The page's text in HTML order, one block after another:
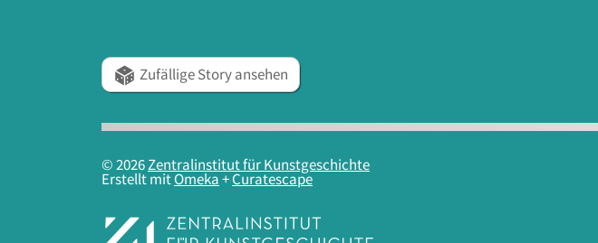
Zufällige Story ansehen
© 2026Zentralinstitut für Kunstgeschichte
Erstellt mitOmeka+Curatescape